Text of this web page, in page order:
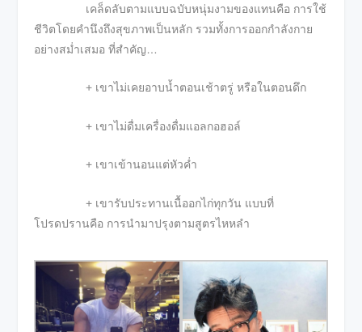
เคล็ดลับตามแบบฉบับหนุ่มงามของแทนคือ การใช้
ชีวิตโดยคำนึงถึงสุขภาพเป็นหลัก รวมทั้งการออกกำลังกาย
อย่างสม่ำเสมอ ที่สำคัญ…
+ เขาไม่เคยอาบน้ำตอนเช้าตรู่ หรือในตอนดึก
+ เขาไม่ดื่มเครื่องดื่มแอลกอฮอล์
+ เขาเข้านอนแต่หัวค่ำ
+ เขารับประทานเนื้ออกไก่ทุกวัน แบบที่
โปรดปรานคือ การนำมาปรุงตามสูตรไหหลำ